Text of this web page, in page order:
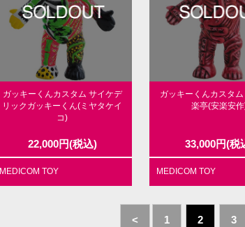
ガッキーくんカスタム サイケデ
リックガッキーくん(ミヤタケイ
コ)
22,000円(税込)
MEDICOM TOY
ガッキーくんカスタ
楽亭(安楽安
33,000円(税
MEDICOM TOY
< 1 2 3